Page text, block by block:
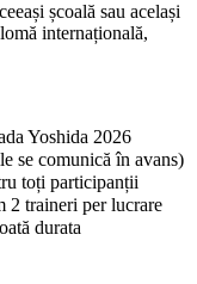
școală sau același
internațională,
Yoshida 2026
se comunică în avans)
toți participanții
2 traineri per lucrare
durata